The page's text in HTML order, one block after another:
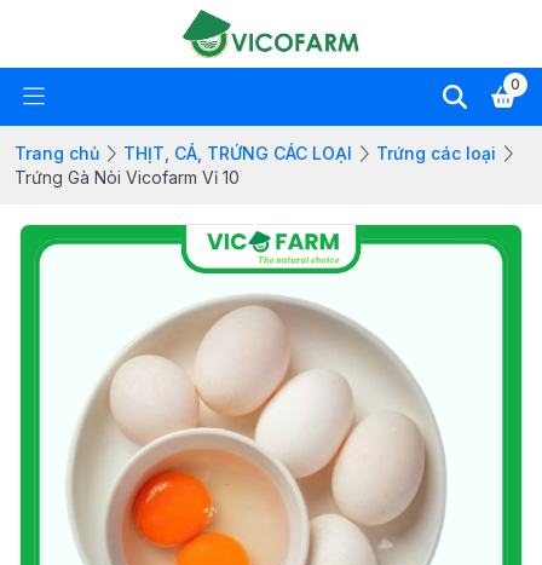
0
Trang chủ THỊT, CÁ, TRỨNG CÁC LOẠI
Trứng các loại
Trứng Gà Nòi Vicofarm Vỉ 10